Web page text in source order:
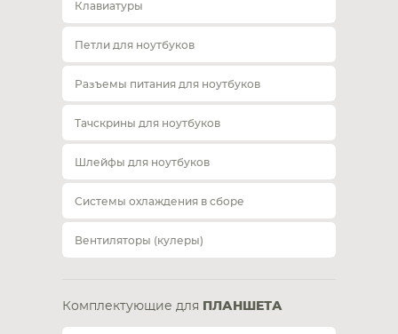
Клавиатуры
Петли для ноутбуков
Разъемы питания для ноутбуков
Тачскрины для ноутбуков
Шлейфы для ноутбуков
Системы охлаждения в сборе
Вентиляторы (кулеры)
Комплектующие для ПЛАНШЕТА